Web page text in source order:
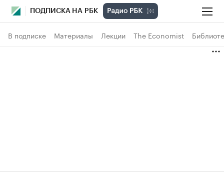
ПОДПИСКА НА РБК
В подписке Материалы Лекции The Economist